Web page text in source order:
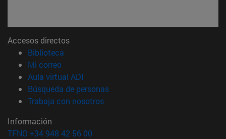
Accesos directos
Biblioteca
Mi correo(abre en nueva ventana)
Aula virtual ADI
Búsqueda de personas(abre en nueva ventana)
Trabaja con nosotros(abre en nueva ventana)
Información
TFNO +34 948 42 56 00